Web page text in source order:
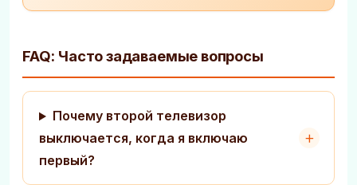
FAQ: Часто задаваемые вопросы
Почему второй телевизор
выключается, когда я включаю
первый?